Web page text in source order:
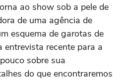
ao show sob a pele de
de uma agência de
esquema de garotas de
entrevista recente para a
sobre sua
do que encontraremos